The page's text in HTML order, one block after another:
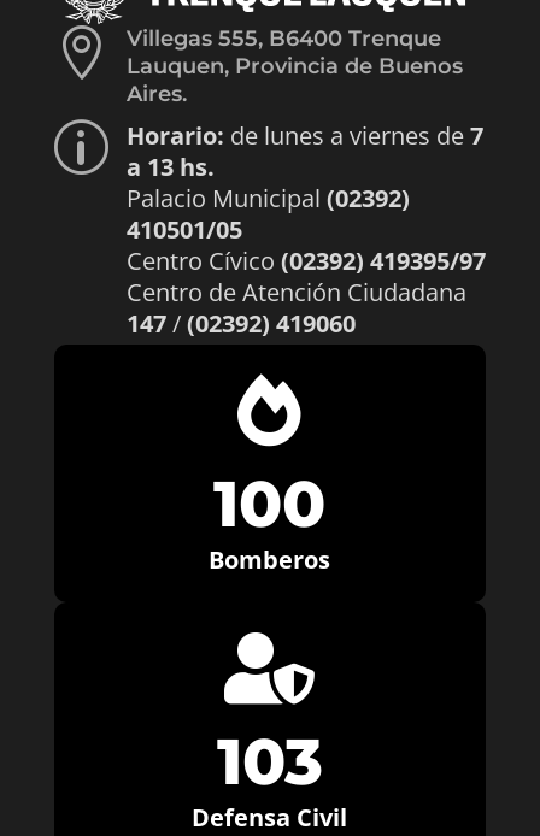

Villegas 555, B6400 Trenque
Lauquen, Provincia de Buenos
Aires.
p Horario: de lunes a viernes de7
a 13 hs.
Palacio Municipal (02392)
410501/05
Centro Cívico (02392) 419395/97
Centro de Atención Ciudadana
147/(02392) 419060

100
Bomberos

103
Defensa Civil